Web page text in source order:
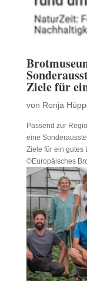
Ziele für
von Ronja
Passend zur
eine
Ziele für ein gutes
©Europäisches